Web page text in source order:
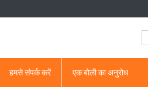
हमसे संपर्क करें एक बोली का अनुरोध